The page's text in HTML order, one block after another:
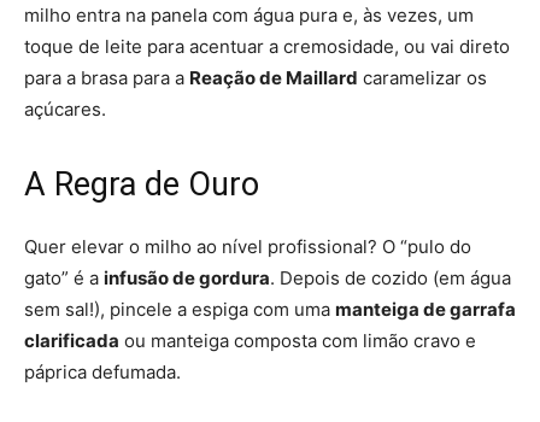
milho entra na panela com água pura e, às vezes, um
toque de leite para acentuar a cremosidade, ou vai direto
para a brasa para a Reação de Maillard caramelizar os
açúcares.
A Regra de Ouro
Quer elevar o milho ao nível profissional? O “pulo do
gato” é a infusão de gordura. Depois de cozido (em água
sem sal!), pincele a espiga com uma manteiga de garrafa
clarificada ou manteiga composta com limão cravo e
páprica defumada.